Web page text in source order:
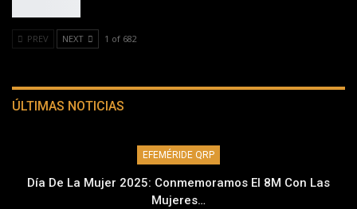
PREV NEXT 1 of 682
ÚLTIMAS NOTICIAS
EFEMÉRIDE QRP
Día De La Mujer 2025: Conmemoramos El 8M Con Las
Mujeres…